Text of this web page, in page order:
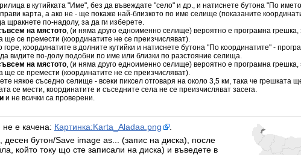
в кутийката "Име", без да въвеждате "село" и др., и натиснете бутона "По
карта, а ако не - ще покаже най-близкото по име селище (показаните
по-надолу, за да ги изберете.
на мястото, (и няма друго едноименно селище) вероятно е програмна грешка,
ще се премести (координатите не се преизчисляват).
горе, координатите в долните кутийки и натиснете бутона "По координатите" -
видите по-долу подобни по име или близки по разстояние селища.
на мястото, (и няма друго едноименно селище) вероятно е програмна грешка,
ще се премести (координатите не се преизчисляват).
някое съседно селище - всеки пиксел отговаря на около 3,5 км, така че грешката
се мести, координатите и съседните села не се преизчисляват засега.
и не всички са проверени.
е качена: Картинка:Karta_Aladaa.png
.
десен бутон/Save image as... (запис на диска), после
който току що сте записали на диска) и въведете в